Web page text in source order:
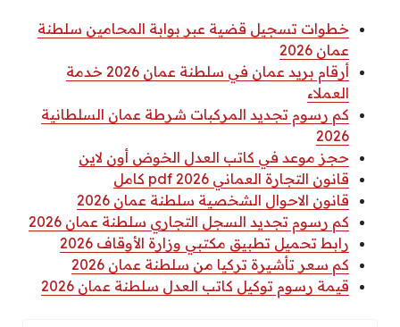
خطوات تسجيل قضية عبر بوابة المحامين سلطنة
عمان 2026
أرقام بريد عمان في سلطنة عمان 2026 خدمة
العملاء
كم رسوم تجديد المركبات شرطة عمان السلطانية
2026
حجز موعد في كاتب العدل الخوض أون لاين
قانون التجارة العماني 2026 pdf كامل
قانون الاحوال الشخصية سلطنة عمان 2026
كم رسوم تجديد السجل التجاري سلطنة عمان 2026
رابط تحميل تطبيق مكتبي وزارة الأوقاف 2026
كم سعر تأشيرة تركيا من سلطنة عمان 2026
قيمة رسوم توكيل كاتب العدل سلطنة عمان 2026